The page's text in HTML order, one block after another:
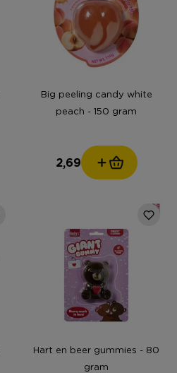
Big peeling candy white
peach - 150 gram
2,69
Hart en beer gummies - 80
gram